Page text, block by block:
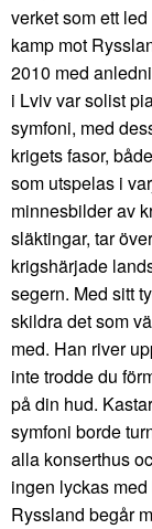
verket som ett
kamp mot
2010 med
i Lviv var solist
symfoni, med
krigets fasor,
som utspelas i
minnesbilder av
släktingar, tar
krigshärjade
segern. Med sitt
skildra det som
med. Han river
inte trodde du
på din hud.
symfoni borde
alla konserthus
ingen lyckas
Ryssland begår